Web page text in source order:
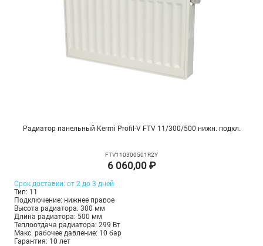
Радиатор панельный Kermi Profil-V FTV 11/300/500 нижн. подкл.
FTV110300501R2Y
6 060,00 ₽
Срок доставки: от 2 до 3 дней
Тип: 11
Подключение: нижнее правое
Высота радиатора: 300 мм
Длина радиатора: 500 мм
Теплоотдача радиатора: 299 Вт
Макс. рабочее давление: 10 бар
Гарантия: 10 лет